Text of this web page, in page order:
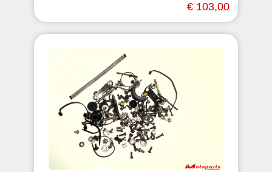
€ 103,00